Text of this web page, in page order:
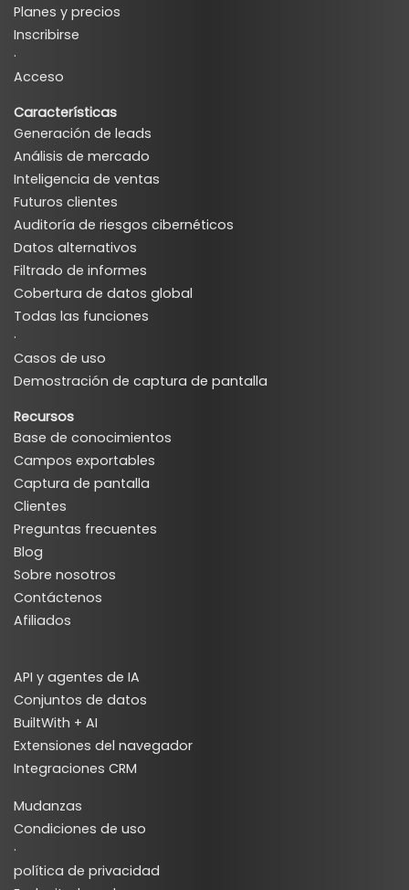
Planes y precios
Inscribirse
·
Acceso
Características
Generación de leads
Análisis de mercado
Inteligencia de ventas
Futuros clientes
Auditoría de riesgos cibernéticos
Datos alternativos
Filtrado de informes
Cobertura de datos global
Todas las funciones
·
Casos de uso
Demostración de captura de pantalla
Recursos
Base de conocimientos
Campos exportables
Captura de pantalla
Clientes
Preguntas frecuentes
Blog
Sobre nosotros
Contáctenos
Afiliados
API y agentes de IA
Conjuntos de datos
BuiltWith + AI
Extensiones del navegador
Integraciones CRM
Mudanzas
Condiciones de uso
·
política de privacidad